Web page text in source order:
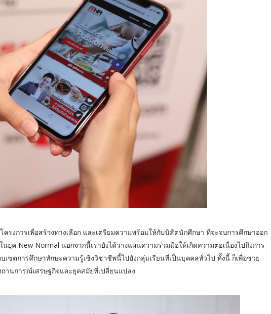
รงการเพื่อสร้างทางเลือก และเตรียมความพร้อมให้กับนิสิตนักศึกษา ที่จะจบการศึกษาออก
ยุค New Normal นอกจากนี้เรายังได้วางแผนความร่วมมือให้เกิดความต่อเนื่องไปถึงการ
ขตการศึกษาทักษะความรู้เชิงวิชาชีพนี้ไปยังกลุ่มเรียนที่เป็นบุคคลทั่วไป ทั้งนี้ ก็เพื่อช่วย
านการณ์เศรษฐกิจและยุคสมัยที่เปลี่ยนแปลง